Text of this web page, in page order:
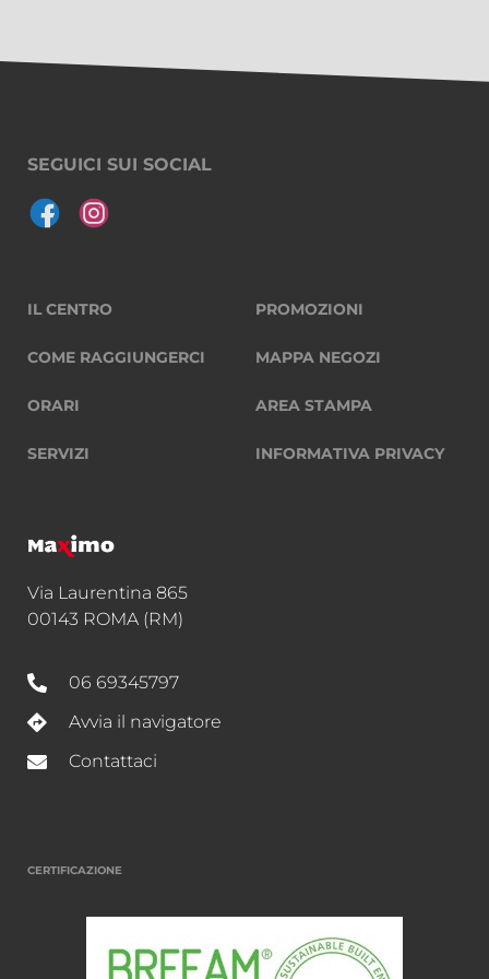
SEGUICI SUI SOCIAL
IL CENTRO
COME RAGGIUNGERCI
ORARI
SERVIZI
PROMOZIONI
MAPPA NEGOZI
AREA STAMPA
INFORMATIVA PRIVACY
Via Laurentina 865
00143 ROMA (RM)
06 69345797
Avvia il navigatore
Contattaci
CERTIFICAZIONE